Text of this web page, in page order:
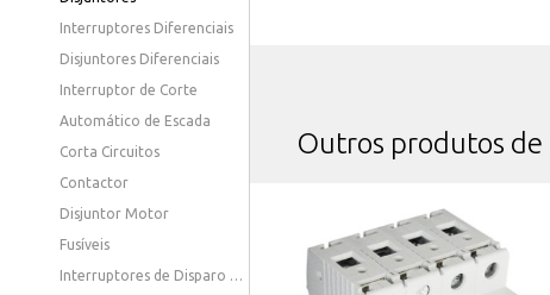
Interruptores Diferenciais
Disjuntores Diferenciais
Interruptor de Corte
Automático de Escada
Corta Circuitos
Contactor
Disjuntor Motor
Fusíveis
Interruptores de Disparo e Bobines
Outros produtos de